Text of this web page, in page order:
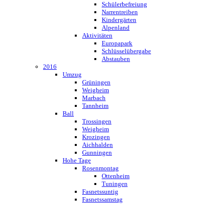
Schülerbefreiung
Narrentreiben
Kindergärten
Alpenland
Aktivitäten
Europapark
Schlüsselübergabe
Abstauben
2016
Umzug
Grüningen
Weigheim
Marbach
Tannheim
Ball
Trossingen
Weigheim
Krozingen
Aichhalden
Gunningen
Hohe Tage
Rosenmontag
Ottenheim
Tuningen
Fasnetssuntig
Fasnetssamstag